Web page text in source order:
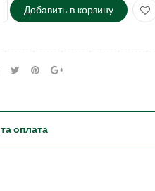
Добавить в корзину
оплата